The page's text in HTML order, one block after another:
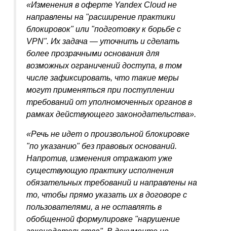
«Изменения в оферте Yandex Cloud не
направлены на "расширение практики
блокировок" или "подготовку к борьбе с
VPN". Их задача — уточнить и сделать
более прозрачными основания для
возможных ограничений доступа, в том
числе зафиксировать, что такие меры
могут применяться при поступлении
требований от уполномоченных органов в
рамках действующего законодательства».
«Речь не идет о произвольной блокировке
"по указанию" без правовых оснований.
Напротив, изменения отражают уже
существующую практику исполнения
обязательных требований и направлены на
то, чтобы прямо указать их в договоре с
пользователями, а не оставлять в
обобщенной формулировке "нарушение